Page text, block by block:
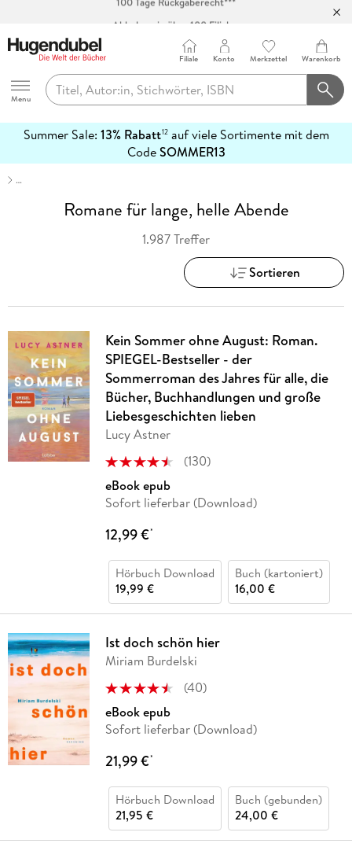
Abholung in über 100 Filialen
Hugendubel
Menu
Filiale Konto Merkzettel Warenkorb
Summer Sale: 13% Rabatt12auf viele Sortimente mit dem
CodeSOMMER13
erfahren
…
Romane für lange, helle Abende
1.987 Treffer
Sortieren
Kein Sommer ohne August: Roman.
SPIEGEL-Bestseller - der
Sommerroman des Jahres für alle, die
Bücher, Buchhandlungen und große
Liebesgeschichten lieben
Lucy Astner
(130)
eBook epub
Sofort lieferbar (Download)
12,99 €*
Hörbuch Download
19,99 €
Buch (kartoniert)
16,00 €
Ist doch schön hier
Miriam Burdelski
(40)
eBook epub
Sofort lieferbar (Download)
21,99 €*
Hörbuch Download
21,95 €
Buch (gebunden)
24,00 €